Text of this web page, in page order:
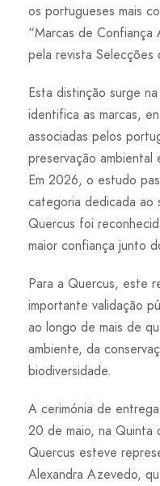
os portugueses mais
“Marcas de Confiança
pela revista Selecções
Esta distinção surge
identifica as marcas,
associadas pelos
preservação ambiental
Em 2026, o estudo
categoria dedicada ao
Quercus foi
maior confiança junto
Para a Quercus, este
importante validação
ao longo de mais de
ambiente, da
biodiversidade.
A cerimónia de
20 de maio, na Quinta
Quercus esteve
Alexandra Azevedo,